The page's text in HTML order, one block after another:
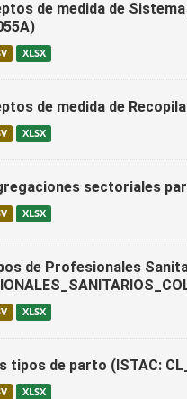
de medida de
XLSX
de medida de
XLSX
sectoriales
XLSX
de Profesionales
XLSX
tipos de parto (ISTAC:
XLSX